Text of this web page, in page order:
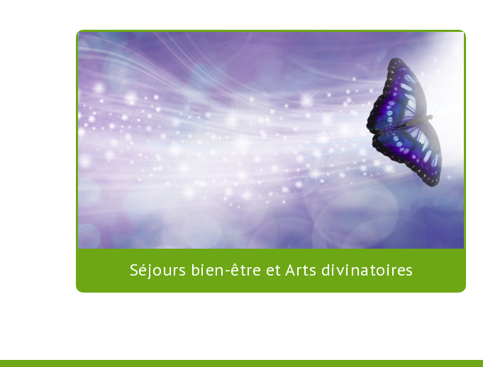
Séjours bien-être et Arts divinatoires